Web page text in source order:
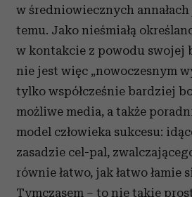
w średniowiecznych
temu. Jako nieśmiałą
w kontakcie z powodu swojej
nie jest więc „nowoczesnym
tylko współcześnie bardziej
możliwe media, a także
model człowieka sukcesu:
zasadzie cel-pal,
równie łatwo, jak łatwo łamie
Tymczasem – to nie takie